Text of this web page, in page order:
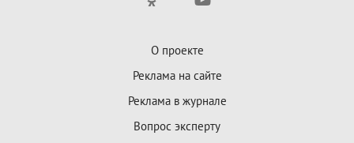
О проекте
Реклама на сайте
Реклама в журнале
Вопрос эксперту